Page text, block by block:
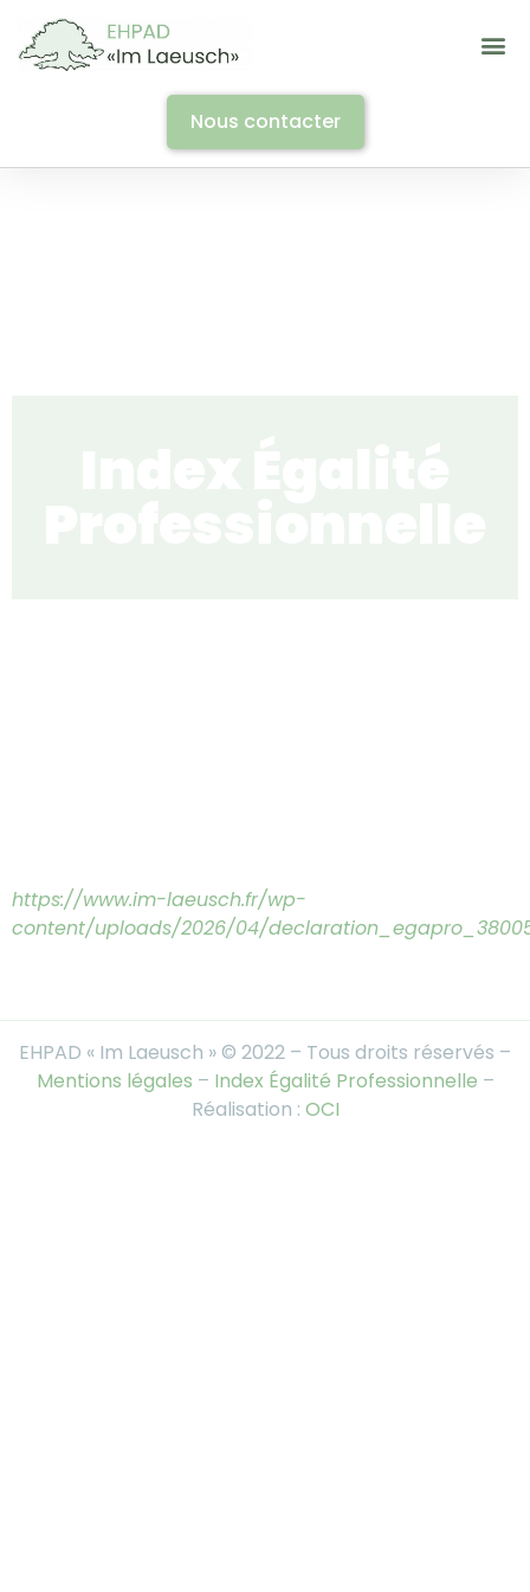
Nous contacter
https://www.im-laeusch.fr/wp-
content/uploads/2026/04/
EHPAD « Im Laeusch » © 2022 – Tous droits réservés –
Mentions légales – Index Égalité Professionnelle –
Réalisation : OCI